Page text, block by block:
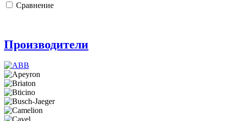
Сравнение
Производители